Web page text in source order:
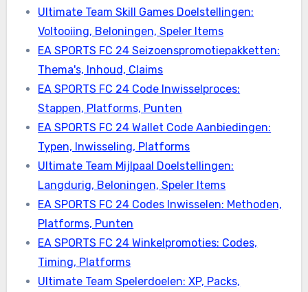
Ultimate Team Skill Games Doelstellingen:
Voltooiing, Beloningen, Speler Items
EA SPORTS FC 24 Seizoenspromotiepakketten:
Thema's, Inhoud, Claims
EA SPORTS FC 24 Code Inwisselproces:
Stappen, Platforms, Punten
EA SPORTS FC 24 Wallet Code Aanbiedingen:
Typen, Inwisseling, Platforms
Ultimate Team Mijlpaal Doelstellingen:
Langdurig, Beloningen, Speler Items
EA SPORTS FC 24 Codes Inwisselen: Methoden,
Platforms, Punten
EA SPORTS FC 24 Winkelpromoties: Codes,
Timing, Platforms
Ultimate Team Spelerdoelen: XP, Packs,